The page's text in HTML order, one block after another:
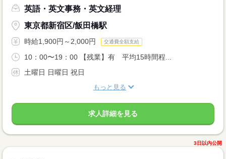
英語・英文事務・英文経理
東京都新宿区/飯田橋駅
時給1,900円～2,000円 交通費全額支給
10：00〜19：00 【残業】有 平均15時間程...
土曜日 日曜日 祝日
もっと見る
求人詳細を見る
3日以内公開